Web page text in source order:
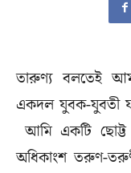
তারুণ্য বলতেই
একদল যুবক-যুবতী
আমি একটি ছোট্ট
অধিকাংশ তরুণ-